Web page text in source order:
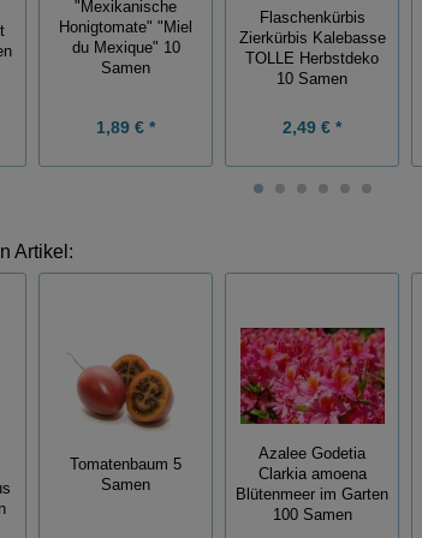
"Mexikanische
Honigtomate" "Miel
du Mexique" 10
Samen
1,89 € *
Flaschenkürbis
Zierkürbis Kalebasse
TOLLE Herbstdeko
10 Samen
2,49 € *
Artikel:
Tomatenbaum 5
Samen
Azalee Godetia
Clarkia amoena
Blütenmeer im Garten
100 Samen